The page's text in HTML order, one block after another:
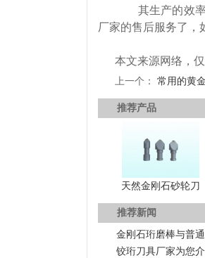
其生产的效率
厂家的售后服务了，
本文来源网络，
上一个： 常用的黄
推荐产品
天然金刚石砂轮刀
推荐新闻
金刚石珩磨棒与普
铰珩刀具厂家为您